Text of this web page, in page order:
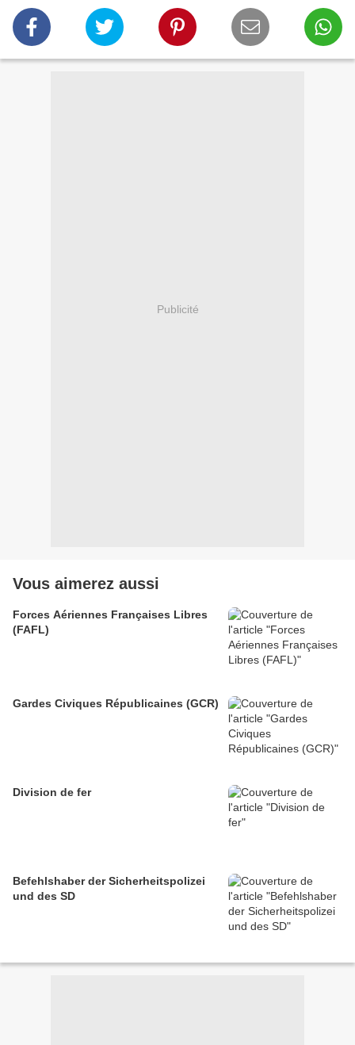
Publicité
Vous aimerez aussi
Forces Aériennes Françaises Libres
(FAFL)
Gardes Civiques Républicaines (GCR)
Division de fer
Befehlshaber der Sicherheitspolizei
und des SD